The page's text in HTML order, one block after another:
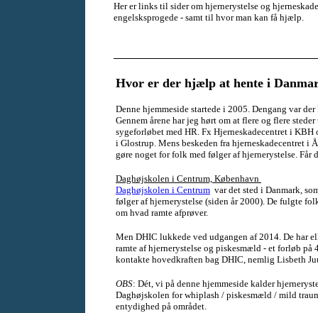
Her er links til sider om hjernerystelse og
engelsksprogede - samt til hvor man kan få hjælp.
Hvor er der hjælp at hente i
Denne hjemmeside startede i 2005. Dengang var
Gennem årene har jeg hørt om at flere og flere
sygeforløbet med HR. Fx Hjerneskadecentret i
i Glostrup. Mens beskeden fra hjerneskadecentret i
gøre noget for folk med følger af hjernerystelse.
Daghøjskolen i Centrum, København
Daghøjskolen i Centrum var det sted i Danmark,
følger af hjernerystelse (siden år 2000). De fulgte
om hvad ramte afprøver.
Men DHIC lukkede ved udgangen af 2014. De har
ramte af hjernerystelse og piskesmæld - et forløb på
kontakte hovedkraften bag DHIC, nemlig Lisbeth
OBS: Dét, vi på denne hjemmeside kalder
Daghøjskolen for whiplash / piskesmæld / mild
entydighed på området.